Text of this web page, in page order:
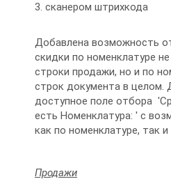
сканером штрихкода
Добавлена возможность
скидки по номенклатуре
строки продажи, но и по
строк документа в целом.
доступное поле отбора
есть Номенклатура: ' с
как по номенклатуре, так
Продажи